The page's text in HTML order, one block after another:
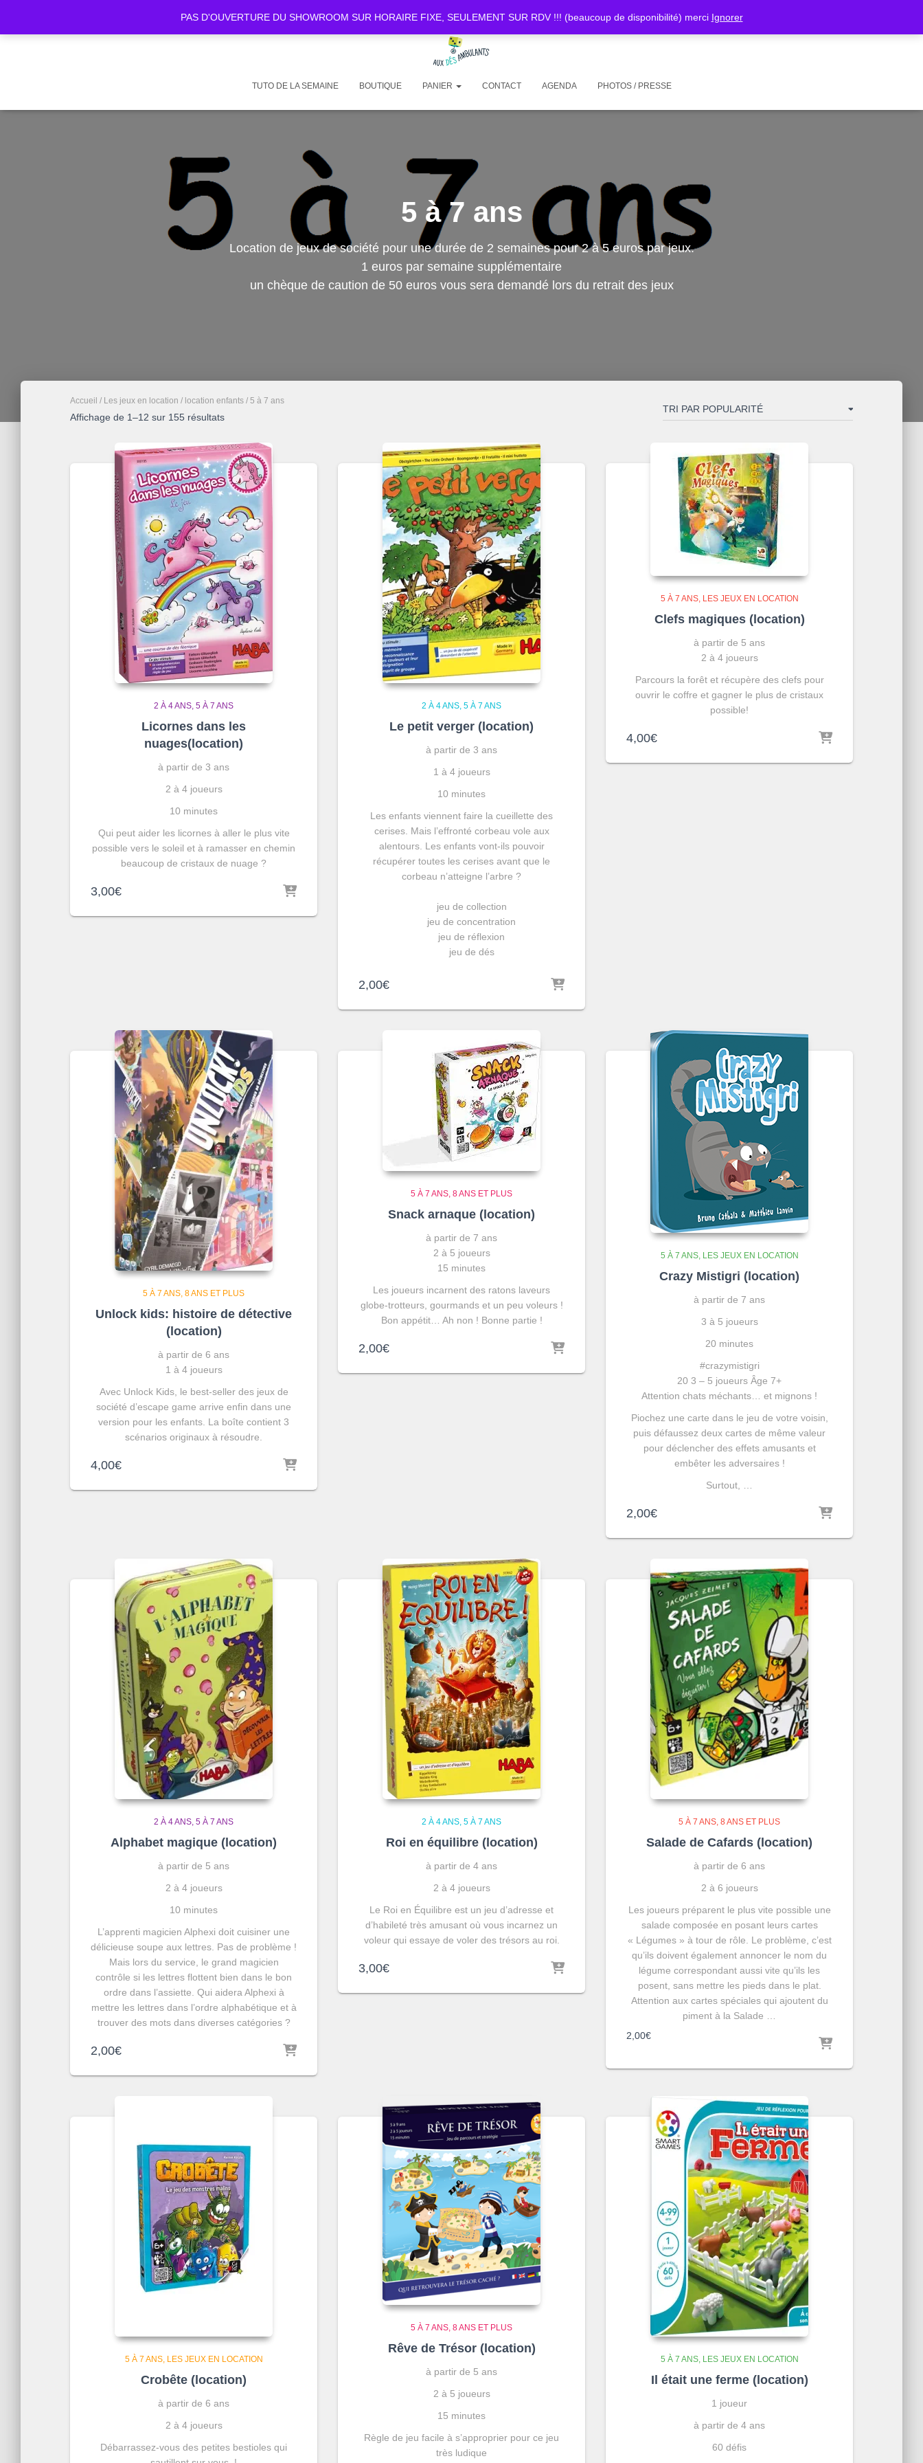
PAS D'OUVERTURE DU SHOWROOM SUR HORAIRE FIXE, SEULEMENT SUR RDV !!! (beaucoup de disponibilité) merci Ignorer
TUTO DE LA SEMAINE BOUTIQUE PANIER CONTACT AGENDA PHOTOS / PRESSE
5 à 7 ans
Location de jeux de société pour une durée de 2 semaines pour 2 à 5 euros par jeux.
1 euros par semaine supplémentaire
un chèque de caution de 50 euros vous sera demandé lors du retrait des jeux
Accueil / Les jeux en location / location enfants / 5 à 7 ans
Affichage de 1–12 sur 155 résultatsTrié
popularité
2 À 4 ANS 5 À 7 ANS
Licornes dans les
nuages(location)
à partir de 3 ans
2 à 4 joueurs
10 minutes
Qui peut aider les licornes à aller le plus vite
possible vers le soleil et à ramasser en chemin
beaucoup de cristaux de nuage ?
3,00€
2 À 4 ANS 5 À 7 ANS
Le petit verger (location)
à partir de 3 ans
1 à 4 joueurs
10 minutes
Les enfants viennent faire la cueillette des
cerises. Mais l’effronté corbeau vole aux
alentours. Les enfants vont-ils pouvoir
récupérer toutes les cerises avant que le
corbeau n’atteigne l’arbre ?
jeu de collection
jeu de concentration
jeu de réflexion
jeu de dés
2,00€
5 À 7 ANS LES JEUX EN LOCATION
Clefs magiques (location)
à partir de 5 ans
2 à 4 joueurs
Parcours la forêt et récupère des clefs pour
ouvrir le coffre et gagner le plus de cristaux
possible!
4,00€
5 À 7 ANS 8 ANS ET PLUS
Unlock kids: histoire de détective
(location)
à partir de 6 ans
1 à 4 joueurs
Avec Unlock Kids, le best-seller des jeux de
société d’escape game arrive enfin dans une
version pour les enfants. La boîte contient 3
scénarios originaux à résoudre.
4,00€
5 À 7 ANS 8 ANS ET PLUS
Snack arnaque (location)
à partir de 7 ans
2 à 5 joueurs
15 minutes
Les joueurs incarnent des ratons laveurs
globe-trotteurs, gourmands et un peu voleurs !
Bon appétit… Ah non ! Bonne partie !
2,00€
5 À 7 ANS LES JEUX EN LOCATION
Crazy Mistigri (location)
à partir de 7 ans
3 à 5 joueurs
20 minutes
#crazymistigri
20 3 – 5 joueurs Âge 7+
Attention chats méchants… et mignons !
Piochez une carte dans le jeu de votre voisin,
puis défaussez deux cartes de même valeur
pour déclencher des effets amusants et
embêter les adversaires !
Surtout, …
2,00€
2 À 4 ANS 5 À 7 ANS
Alphabet magique (location)
à partir de 5 ans
2 à 4 joueurs
10 minutes
L’apprenti magicien Alphexi doit cuisiner une
délicieuse soupe aux lettres. Pas de problème !
Mais lors du service, le grand magicien
contrôle si les lettres flottent bien dans le bon
ordre dans l’assiette. Qui aidera Alphexi à
mettre les lettres dans l’ordre alphabétique et à
trouver des mots dans diverses catégories ?
2,00€
2 À 4 ANS 5 À 7 ANS
Roi en équilibre (location)
à partir de 4 ans
2 à 4 joueurs
Le Roi en Équilibre est un jeu d’adresse et
d’habileté très amusant où vous incarnez un
voleur qui essaye de voler des trésors au roi.
3,00€
5 À 7 ANS 8 ANS ET PLUS
Salade de Cafards (location)
à partir de 6 ans
2 à 6 joueurs
Les joueurs préparent le plus vite possible une
salade composée en posant leurs cartes
« Légumes » à tour de rôle. Le problème, c’est
qu’ils doivent également annoncer le nom du
légume correspondant aussi vite qu’ils les
posent, sans mettre les pieds dans le plat.
Attention aux cartes spéciales qui ajoutent du
piment à la Salade …
2,00€
5 À 7 ANS LES JEUX EN LOCATION
Crobête (location)
à partir de 6 ans
2 à 4 joueurs
Débarrassez-vous des petites bestioles qui
5 À 7 ANS 8 ANS ET PLUS
Rêve de Trésor (location)
à partir de 5 ans
2 à 5 joueurs
15 minutes
Règle de jeu facile à s’approprier pour ce jeu
très ludique
5 À 7 ANS LES JEUX EN LOCATION
Il était une ferme (location)
1 joueur
à partir de 4 ans
60 défis